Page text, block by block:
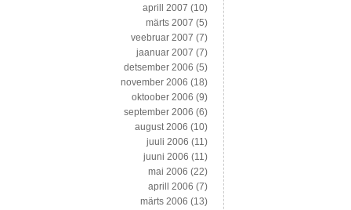
aprill 2007 (10)
märts 2007 (5)
veebruar 2007 (7)
jaanuar 2007 (7)
detsember 2006 (5)
november 2006 (18)
oktoober 2006 (9)
september 2006 (6)
august 2006 (10)
juuli 2006 (11)
juuni 2006 (11)
mai 2006 (22)
aprill 2006 (7)
märts 2006 (13)